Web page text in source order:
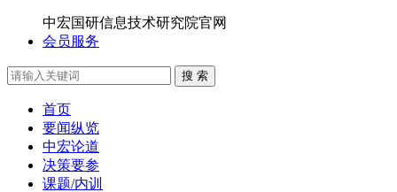
中宏国研信息技术研究院官网
会员服务
搜 索
首页
要闻纵览
中宏论道
决策要参
课题/内训